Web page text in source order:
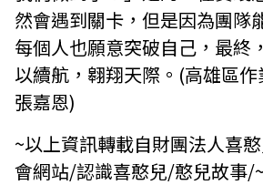
然會遇到關卡，但是因為團隊
每個人也願意突破自己，最終
以續航，翱翔天際。(高雄區
張嘉恩)
~以上資訊轉載自財團法人喜
會網站/認識喜憨兒/憨兒故事/~